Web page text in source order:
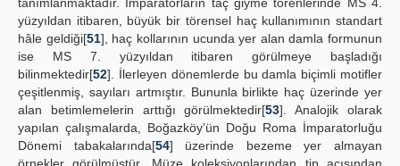
yüzyıldan itibaren, büyük bir törensel haç kullanımının standart
hâle geldiği[51], haç kollarının ucunda yer alan damla formunun
ise MS 7. yüzyıldan itibaren görülmeye başladığı
bilinmektedir[52]. İlerleyen dönemlerde bu damla biçimli motifler
çeşitlenmiş, sayıları artmıştır. Bununla birlikte haç üzerinde yer
alan betimlemelerin arttığı görülmektedir[53]. Analojik olarak
yapılan çalışmalarda, Boğazköy’ün Doğu Roma İmparatorluğu
Dönemi tabakalarında[54] üzerinde bezeme yer almayan